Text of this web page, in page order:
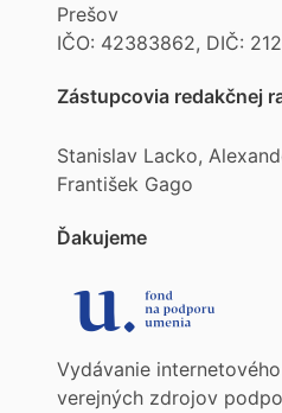
Prešov
IČO: 42383862, DIČ:
Zástupcovia redakčnej
Stanislav Lacko,
František Gago
Ďakujeme
Vydávanie
verejných zdrojov